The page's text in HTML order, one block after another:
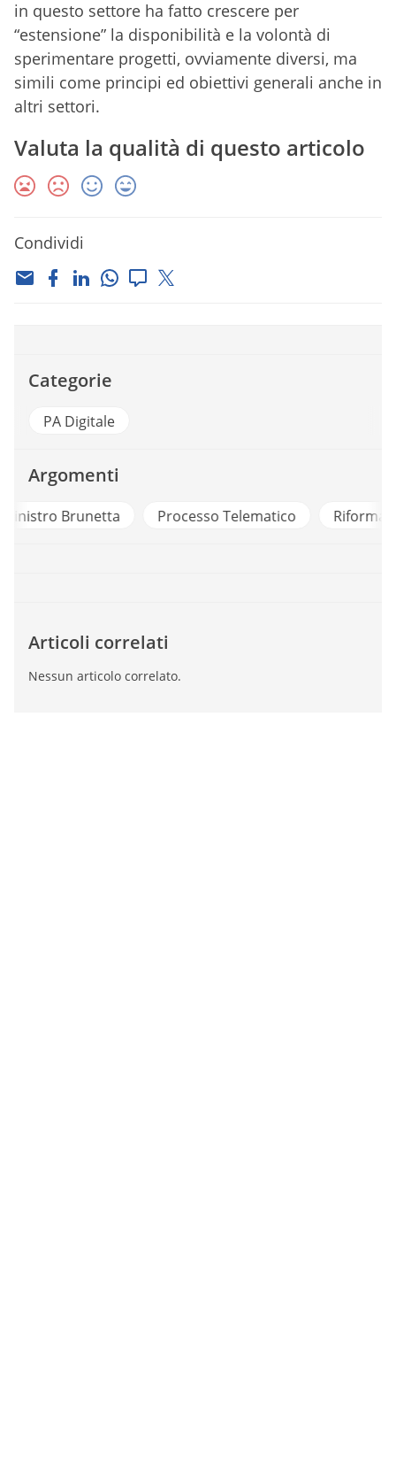
in questo settore ha fatto crescere per
“estensione” la disponibilità e la volontà di
sperimentare progetti, ovviamente diversi, ma
simili come principi ed obiettivi generali anche in
altri settori.
Valuta la qualità di questo articolo
Condividi
Categorie
PA Digitale
Argomenti
Processo Telematico Riforma Brunetta
Articoli correlati
Nessun articolo correlato.